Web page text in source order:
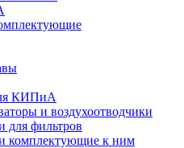
КИПиА
и воздухоотводчики
для фильтров
комплектующие к ним